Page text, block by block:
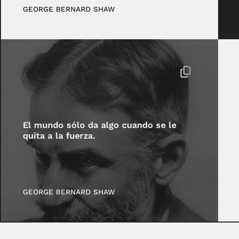
GEORGE BERNARD SHAW
El mundo sólo da algo cuando se le
quita a la fuerza.
GEORGE BERNARD SHAW